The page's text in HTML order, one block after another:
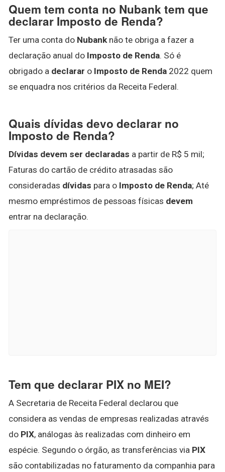
Quem tem conta no Nubank tem que
declarar Imposto de Renda?
Ter uma conta do Nubank não te obriga a fazer a
declaração anual do Imposto de Renda. Só é
obrigado a declarar o Imposto de Renda 2022 quem
se enquadra nos critérios da Receita Federal.
Quais dívidas devo declarar no
Imposto de Renda?
Dívidas devem ser declaradas a partir de R$ 5 mil;
Faturas do cartão de crédito atrasadas são
consideradas dívidas para o Imposto de Renda; Até
mesmo empréstimos de pessoas físicas devem
entrar na declaração.
Tem que declarar PIX no MEI?
A Secretaria de Receita Federal declarou que
considera as vendas de empresas realizadas através
do PIX, análogas às realizadas com dinheiro em
espécie. Segundo o órgão, as transferências via PIX
são contabilizadas no faturamento da companhia para